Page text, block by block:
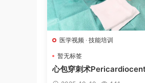
医学视频 · 技能培训
暂无标签
心包穿刺术